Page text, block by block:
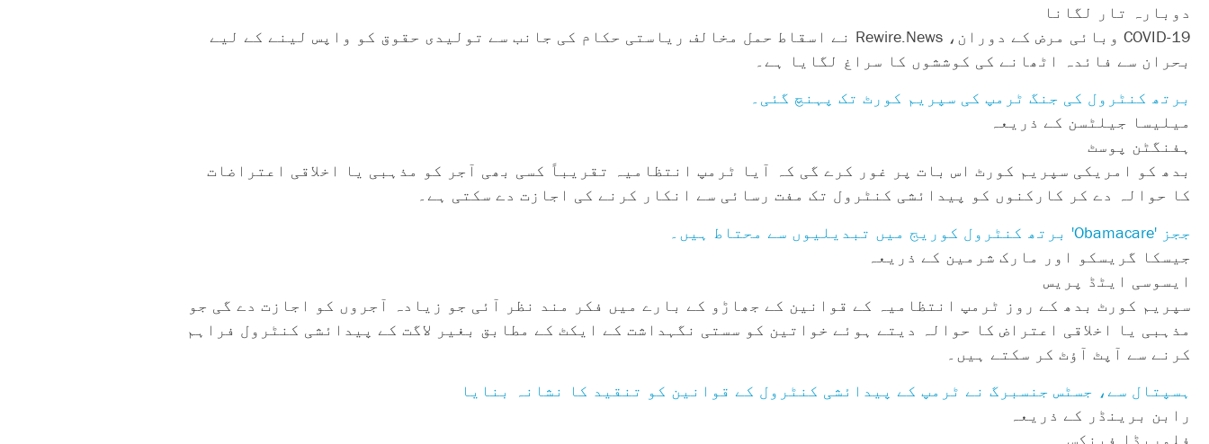
دوبارہ تار لگانا
COVID-19 وبائی مرض کے دوران، Rewire.News نے اسقاط حمل مخالف ریاستی حکام کی جانب سے تولیدی حقوق کو واپس لینے کے لیے
بحران سے فائدہ اٹھانے کی کوششوں کا سراغ لگایا ہے۔
برتھ کنٹرول کی جنگ ٹرمپ کی سپریم کورٹ تک پہنچ گئی۔
میلیسا جیلٹسن کے ذریعہ
ہفنگٹن پوسٹ
بدھ کو امریکی سپریم کورٹ اس بات پر غور کرے گی کہ آیا ٹرمپ انتظامیہ تقریباً کسی بھی آجر کو مذہبی یا اخلاقی اعتراضات
کا حوالہ دے کر کارکنوں کو پیدائشی کنٹرول تک مفت رسائی سے انکار کرنے کی اجازت دے سکتی ہے۔
ججز 'Obamacare' برتھ کنٹرول کوریج میں تبدیلیوں سے محتاط ہیں۔
جیسکا گریسکو اور مارک شرمین کے ذریعہ
ایسوسی ایٹڈ پریس
سپریم کورٹ بدھ کے روز ٹرمپ انتظامیہ کے قوانین کے جھاڑو کے بارے میں فکر مند نظر آئی جو زیادہ آجروں کو اجازت دے گی جو
مذہبی یا اخلاقی اعتراض کا حوالہ دیتے ہوئے خواتین کو سستی نگہداشت کے ایکٹ کے مطابق بغیر لاگت کے پیدائشی کنٹرول فراہم
کرنے سے آپٹ آؤٹ کر سکتے ہیں۔
ہسپتال سے، جسٹس جنسبرگ نے ٹرمپ کے پیدائشی کنٹرول کے قوانین کو تنقید کا نشانہ بنایا
رابن برینڈر کے ذریعہ
فلوریڈا فینکس